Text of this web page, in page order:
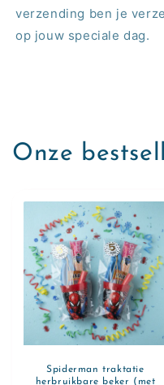
verzending ben je
op jouw speciale dag.
Onze
Spiderman traktatie
herbruikbare beker (met